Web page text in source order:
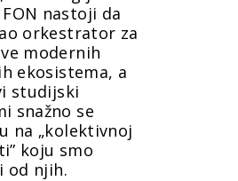
nastoji da
orkestrator za
modernih
ekosistema, a
studijski
snažno se
na „kolektivnoj
koju smo
od njih.